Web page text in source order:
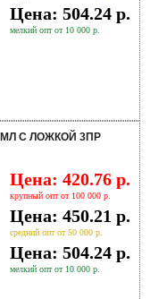
Цена: 504.24 р.
мелкий опт от 10 000 р.
С ЛОЖКОЙ 3ПР
Цена: 420.76 р.
крупный опт от 100 000 р.
Цена: 450.21 р.
средний опт от 50 000 р.
Цена: 504.24 р.
мелкий опт от 10 000 р.